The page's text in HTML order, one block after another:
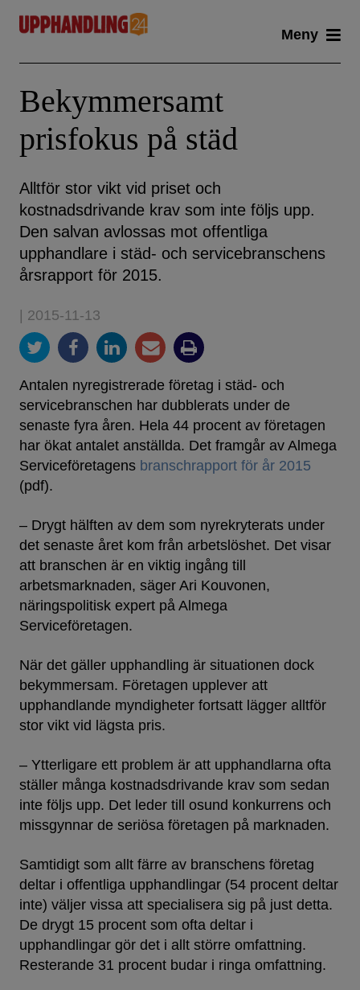
content
Meny
Bekymmersamt
prisfokus på städ
Alltför stor vikt vid priset och
kostnadsdrivande krav som inte följs upp.
Den salvan avlossas mot offentliga
upphandlare i städ- och servicebranschens
årsrapport för 2015.
| 2015-11-13
Antalen nyregistrerade företag i städ- och
servicebranschen har dubblerats under de
senaste fyra åren. Hela 44 procent av företagen
har ökat antalet anställda. Det framgår av Almega
Serviceföretagens branschrapport för år 2015
(pdf).
– Drygt hälften av dem som nyrekryterats under
det senaste året kom från arbetslöshet. Det visar
att branschen är en viktig ingång till
arbetsmarknaden, säger Ari Kouvonen,
näringspolitisk expert på Almega
Serviceföretagen.
När det gäller upphandling är situationen dock
bekymmersam. Företagen upplever att
upphandlande myndigheter fortsatt lägger alltför
stor vikt vid lägsta pris.
– Ytterligare ett problem är att upphandlarna ofta
ställer många kostnadsdrivande krav som sedan
inte följs upp. Det leder till osund konkurrens och
missgynnar de seriösa företagen på marknaden.
Samtidigt som allt färre av branschens företag
deltar i offentliga upphandlingar (54 procent deltar
inte) väljer vissa att specialisera sig på just detta.
De drygt 15 procent som ofta deltar i
upphandlingar gör det i allt större omfattning.
Resterande 31 procent budar i ringa omfattning.